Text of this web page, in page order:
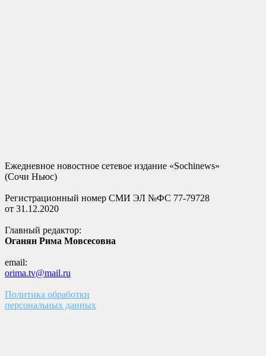
Ежедневное новостное сетевое издание «Sochinews»
(Сочи Ньюс)
Регистрационный номер СМИ ЭЛ №ФС 77-79728
от 31.12.2020
Главный редактор:
Оганян Рима Мовсесовна
email:
orima.tv@mail.ru
Политика обработки
персональных данных